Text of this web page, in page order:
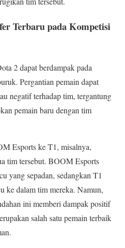
Terbaru pada Kompetisi
2 dapat berdampak pada
Pergantian pemain dapat
negatif terhadap tim, tergantung
pemain baru dengan tim
Esports ke T1, misalnya,
tim tersebut. BOOM Esports
yang sepadan, sedangkan T1
ke dalam tim mereka. Namun,
ini memberi dampak positif
salah satu pemain terbaik